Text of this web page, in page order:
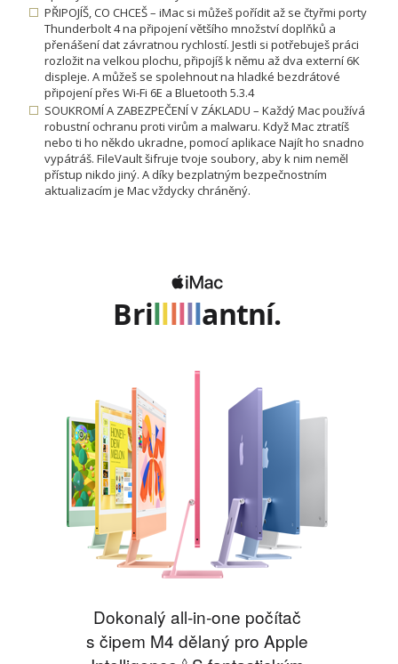
PŘIPOJÍŠ, CO CHCEŠ – iMac si můžeš pořídit až se čtyřmi porty
Thunderbolt 4 na připojení většího množství doplňků a
přenášení dat závratnou rychlostí. Jestli si potřebuješ práci
rozložit na velkou plochu, připojíš k němu až dva externí 6K
displeje. A můžeš se spolehnout na hladké bezdrátové
připojení přes Wi-Fi 6E a Bluetooth 5.3.4
SOUKROMÍ A ZABEZPEČENÍ V ZÁKLADU – Každý Mac používá
robustní ochranu proti virům a malwaru. Když Mac ztratíš
nebo ti ho někdo ukradne, pomocí aplikace Najít ho snadno
vypátráš. FileVault šifruje tvoje soubory, aby k nim neměl
přístup nikdo jiný. A díky bezplatným bezpečnostním
aktualizacím je Mac vždycky chráněný.